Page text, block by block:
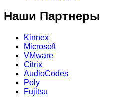
Наши Партнеры
Kinnex
Microsoft
VMware
Citrix
AudioCodes
Poly
Fujitsu